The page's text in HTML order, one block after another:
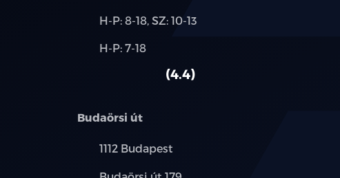
Új-
használt
H-P: 8-18, SZ: 10-13
Alkatrész,
H-P: 7-18
4.4
Budaörsi út
Település:
1112 Budapest
Cím: